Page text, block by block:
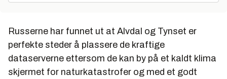
Russerne har funnet ut at Alvdal og Tynset er
perfekte steder å plassere de kraftige
dataserverne ettersom de kan by på et kaldt klima
skjermet for naturkatastrofer og med et godt